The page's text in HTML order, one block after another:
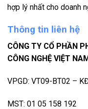
hợp lý nhất cho doanh
Thông tin liên hệ
CÔNG TY CỔ PHẦN
CÔNG NGHỆ VIỆT
VPGD: VT09-BT02 –
MST: 01 05 158 192